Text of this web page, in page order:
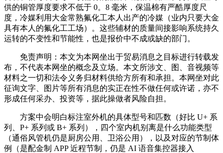
供的铜管厚度要求不低于 0。8 毫米，保温棉有严酷厚度尺
度，冷媒利用大金常熟氟化工本人出产的冷媒（业内只要大金
具有本人的氟化工工场）。这些辅材的质量间接影响系统持久
运转的不变性和节能性，也是报价中不成或缺的部门。
免责声明：本文为本网坐出于贸易消息之目标进行转载发
布，不代表本网坐的概念及立场。本文所涉文、图、音视频等
材料之一切和法令义务归材料供给方所有和承担。本网坐对此
征询文字、图片等所有消息的实正在性不做任何或许诺，亦不
形成任何采办、投资等，据此操做者风险自担。
方案中会明白标注室外机的具体型号和匹数（好比 U+ 系
列、P+ 系列或 B+ 系列），四个室内机别离是什么功能类型
（通俗风管机仍是厨房公用、卫浴公用），以及对应的节制体
例（是配金制 APP 近程节制，仍是 AI 语音集控器接入